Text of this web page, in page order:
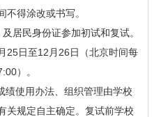
得涂改或书写。
居民身份证参加初试和复试。
25日至12月26日（北京时间每
）。
绩使用办法、组织管理由学校
关规定自主确定。复试前学校